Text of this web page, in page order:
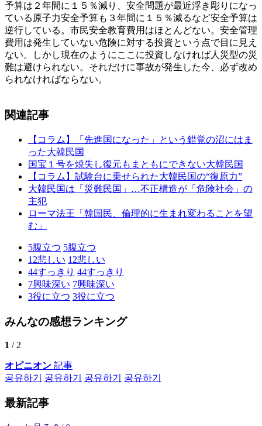
予算は２年間に１５％減り、安全問題が最近浮き彫りになっ
ている原子力安全予算も３年間に１５％減るなど安全予算は
逆行している。市民安全教育費用はほとんどない。安全管理
費用は発生していない危険に対する投資という点で目に見え
ない。しかし現在のようにここに投資しなければ人災型の災
難は避けられない。それだけに事故が発生した今、必ず改め
られなければならない。
関連記事
【コラム】「先進国になった」という錯覚の沼にはま
った大韓民国
国宝１号を焼失し復元もまともにできない大韓民国
【コラム】試験台に乗せられた大韓民国の“復原力”
大韓民国は「災難民国」…不正構造が「危険社会」の
主犯
ローマ法王「韓国民、倫理的に生まれ変わることを望
む」
5腹立つ 5腹立つ
12悲しい 12悲しい
44すっきり 44すっきり
7興味深い 7興味深い
3役に立つ 3役に立つ
みんなの感想ランキング
1 / 2
オピニオン 記事
공유하기
공유하기 공유하기 공유하기
最新記事